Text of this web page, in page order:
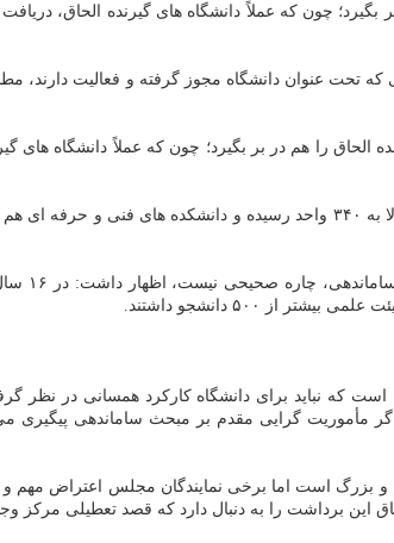
چون که عملاً دانشگاه های گیرنده الحاق، دریافت
تحت عنوان دانشگاه مجوز گرفته و فعالیت دارند،
را هم در بر بگیرد؛ چون که عملاً دانشگاه های
وی اضافه کرد: تعداد مراکز دانشگاه علمی کاربردی از ۱۰۷۲ مرکز به ۳۸۵ مرکز تقلیل پیدا کرده است، همینطور تعداد واحدهای پیام نور هم حالا
دکتر محمدمهدی
۵۰۰ دانشجو داشتند.
که نباید برای دانشگاه کارکرد همسانی در نظر
مأموریت گرایی مقدم بر مبحث ساماندهی پیگیری
بزرگ است اما برخی نمایندگان مجلس اعتراض مهم
این برداشت را به دنبال دارد که قصد تعطیلی مرکز